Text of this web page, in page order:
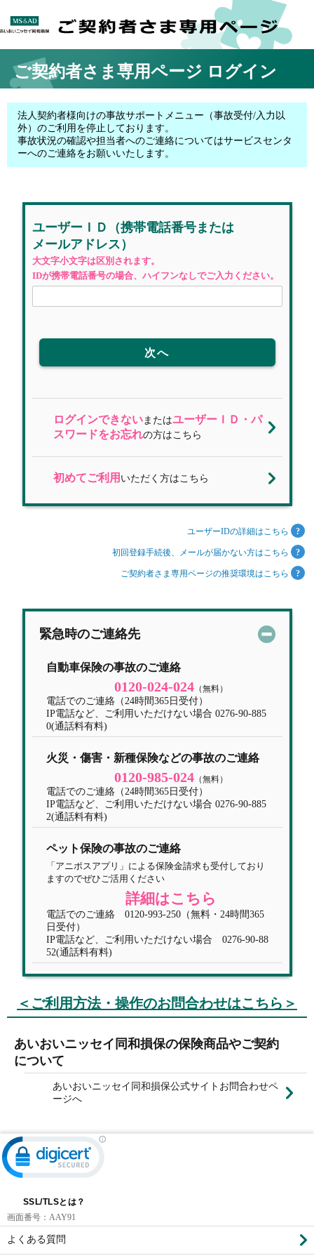
ご契約者さま専用ページ ログイン
法人契約者様向けの事故サポートメニュー（事故受付/入力以
外）のご利用を停止しております。
事故状況の確認や担当者へのご連絡についてはサービスセンタ
ーへのご連絡をお願いいたします。
ユーザーＩＤ （携帯電話番号または
メールアドレス）
大文字小文字は区別されます。
IDが携帯電話番号の場合、ハイフンなしでご入力ください。
次へ
ログインできないまたはユーザーＩＤ・パ
スワードをお忘れの方はこちら
初めてご利用 いただく方はこちら
ユーザーIDの詳細はこちら
初回登録手続後、メールが届かない方はこちら
ご契約者さま専用ページの推奨環境はこちら
緊急時のご連絡先
自動車保険の事故のご連絡
0120-024-024 （無料）
電話でのご連絡（24時間365日受付）
IP電話など、ご利用いただけない場合 0276-90-885
0(通話料有料)
火災・傷害・新種保険などの事故のご連絡
0120-985-024 （無料）
電話でのご連絡（24時間365日受付）
IP電話など、ご利用いただけない場合 0276-90-885
2(通話料有料)
ペット保険の事故のご連絡
「アニポスアプリ」による保険金請求も受付しており
ますのでぜひご活用ください
詳細はこちら
電話でのご連絡 0120-993-250（無料・24時間365
日受付）
IP電話など、ご利用いただけない場合 0276-90-88
52(通話料有料)
＜ご利用方法・操作のお問合わせはこちら＞
あいおいニッセイ同和損保の保険商品やご契約
について
あいおいニッセイ同和損保公式サイトお問合わせペ
ージへ
SSL/TLSとは？
画面番号： AAY91
よくある質問